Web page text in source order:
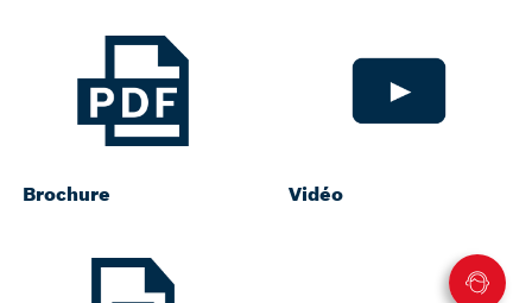
Brochure Vidéo